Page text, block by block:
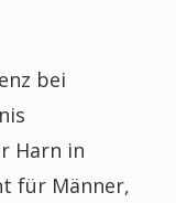
bei
Harn in
für Männer,